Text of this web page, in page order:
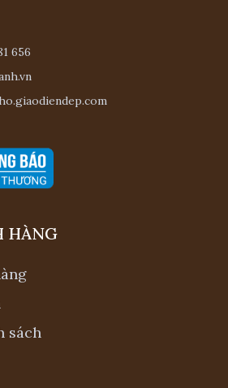
656
HÀNG
sách